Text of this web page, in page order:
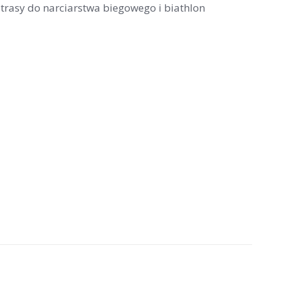
trasy do narciarstwa biegowego i biathlon